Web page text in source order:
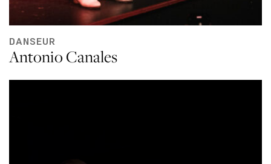
DANSEUR
Antonio Canales